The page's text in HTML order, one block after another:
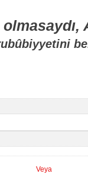
olmasaydı,
Veya